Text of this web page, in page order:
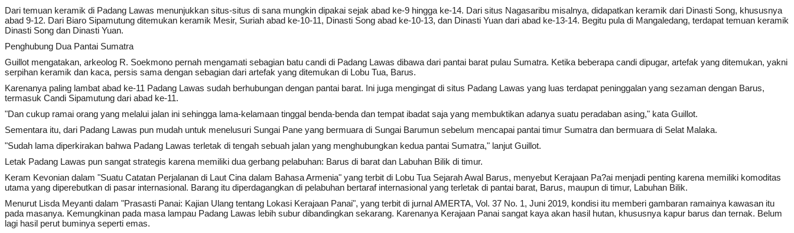
Dari temuan keramik di Padang Lawas menunjukkan situs-situs di sana mungkin dipakai sejak abad ke-9 hingga ke-14. Dari situs Nagasaribu misalnya, didapatkan keramik dari Dinasti Song, khususnya
abad 9-12. Dari Biaro Sipamutung ditemukan keramik Mesir, Suriah abad ke-10-11, Dinasti Song abad ke-10-13, dan Dinasti Yuan dari abad ke-13-14. Begitu pula di Mangaledang, terdapat temuan keramik
Dinasti Song dan Dinasti Yuan.
Penghubung Dua Pantai Sumatra
Guillot mengatakan, arkeolog R. Soekmono pernah mengamati sebagian batu candi di Padang Lawas dibawa dari pantai barat pulau Sumatra. Ketika beberapa candi dipugar, artefak yang ditemukan, yakni
serpihan keramik dan kaca, persis sama dengan sebagian dari artefak yang ditemukan di Lobu Tua, Barus.
Karenanya paling lambat abad ke-11 Padang Lawas sudah berhubungan dengan pantai barat. Ini juga mengingat di situs Padang Lawas yang luas terdapat peninggalan yang sezaman dengan Barus,
termasuk Candi Sipamutung dari abad ke-11.
"Dan cukup ramai orang yang melalui jalan ini sehingga lama-kelamaan tinggal benda-benda dan tempat ibadat saja yang membuktikan adanya suatu peradaban asing," kata Guillot.
Sementara itu, dari Padang Lawas pun mudah untuk menelusuri Sungai Pane yang bermuara di Sungai Barumun sebelum mencapai pantai timur Sumatra dan bermuara di Selat Malaka.
"Sudah lama diperkirakan bahwa Padang Lawas terletak di tengah sebuah jalan yang menghubungkan kedua pantai Sumatra," lanjut Guillot.
Letak Padang Lawas pun sangat strategis karena memiliki dua gerbang pelabuhan: Barus di barat dan Labuhan Bilik di timur.
Keram Kevonian dalam "Suatu Catatan Perjalanan di Laut Cina dalam Bahasa Armenia" yang terbit di Lobu Tua Sejarah Awal Barus, menyebut Kerajaan Pa?ai menjadi penting karena memiliki komoditas
utama yang diperebutkan di pasar internasional. Barang itu diperdagangkan di pelabuhan bertaraf internasional yang terletak di pantai barat, Barus, maupun di timur, Labuhan Bilik.
Menurut Lisda Meyanti dalam "Prasasti Panai: Kajian Ulang tentang Lokasi Kerajaan Panai", yang terbit di jurnal AMERTA, Vol. 37 No. 1, Juni 2019, kondisi itu memberi gambaran ramainya kawasan itu
pada masanya. Kemungkinan pada masa lampau Padang Lawas lebih subur dibandingkan sekarang. Karenanya Kerajaan Panai sangat kaya akan hasil hutan, khususnya kapur barus dan ternak. Belum
lagi hasil perut buminya seperti emas.